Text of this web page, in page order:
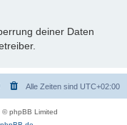
deiner Daten
Alle Zeiten sind UTC+02:00
© phpBB Limited